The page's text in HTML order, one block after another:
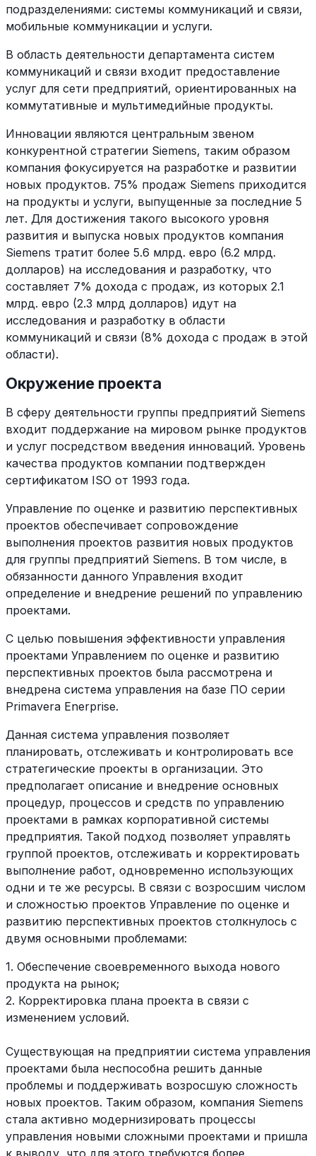
подразделениями: системы коммуникаций и связи,
мобильные коммуникации и услуги.
В область деятельности департамента систем
коммуникаций и связи входит предоставление
услуг для сети предприятий, ориентированных на
коммутативные и мультимедийные продукты.
Инновации являются центральным звеном
конкурентной стратегии Siemens, таким образом
компания фокусируется на разработке и развитии
новых продуктов. 75% продаж Siemens приходится
на продукты и услуги, выпущенные за последние 5
лет. Для достижения такого высокого уровня
развития и выпуска новых продуктов компания
Siemens тратит более 5.6 млрд. евро (6.2 млрд.
долларов) на исследования и разработку, что
составляет 7% дохода с продаж, из которых 2.1
млрд. евро (2.3 млрд долларов) идут на
исследования и разработку в области
коммуникаций и связи (8% дохода с продаж в этой
области).
Окружение проекта
В сферу деятельности группы предприятий Siemens
входит поддержание на мировом рынке продуктов
и услуг посредством введения инноваций. Уровень
качества продуктов компании подтвержден
сертификатом ISO от 1993 года.
Управление по оценке и развитию перспективных
проектов обеспечивает сопровождение
выполнения проектов развития новых продуктов
для группы предприятий Siemens. В том числе, в
обязанности данного Управления входит
определение и внедрение решений по управлению
проектами.
С целью повышения эффективности управления
проектами Управлением по оценке и развитию
перспективных проектов была рассмотрена и
внедрена система управления на базе ПО серии
Primavera Enerprise.
Данная система управления позволяет
планировать, отслеживать и контролировать все
стратегические проекты в организации. Это
предполагает описание и внедрение основных
процедур, процессов и средств по управлению
проектами в рамках корпоративной системы
предприятия. Такой подход позволяет управлять
группой проектов, отслеживать и корректировать
выполнение работ, одновременно использующих
одни и те же ресурсы. В связи с возросшим числом
и сложностью проектов Управление по оценке и
развитию перспективных проектов столкнулось с
двумя основными проблемами:
1. Обеспечение своевременного выхода нового
продукта на рынок;
2. Корректировка плана проекта в связи с
изменением условий.
Существующая на предприятии система управления
проектами была неспособна решить данные
проблемы и поддерживать возросшую сложность
новых проектов. Таким образом, компания Siemens
стала активно модернизировать процессы
управления новыми сложными проектами и пришла
к выводу, что для этого требуются более